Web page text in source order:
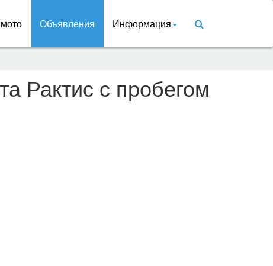
Объявления Информация
Рактис с пробегом